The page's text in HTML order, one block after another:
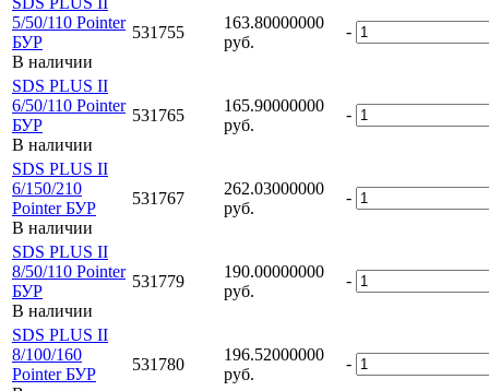
5/50/110 Pointer
БУР
В наличии
531755
163.80000000
руб.
-
SDS PLUS II
6/50/110 Pointer
БУР
В наличии
531765
165.90000000
руб.
-
SDS PLUS II
6/150/210
Pointer БУР
В наличии
531767
262.03000000
руб.
-
SDS PLUS II
8/50/110 Pointer
БУР
В наличии
531779
190.00000000
руб.
-
SDS PLUS II
8/100/160
Pointer БУР
531780
196.52000000
руб.
-